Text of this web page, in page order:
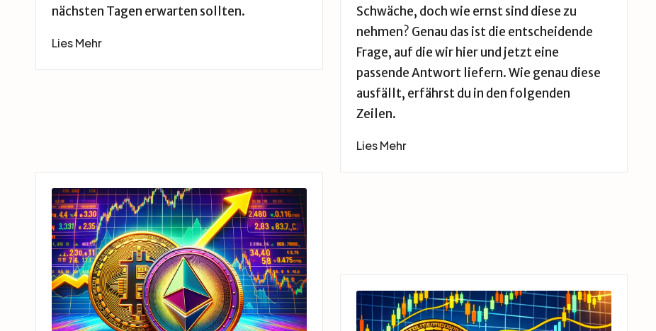
nächsten Tagen erwarten sollten.
Lies Mehr
Schwäche, doch wie ernst sind diese zu
nehmen? Genau das ist die entscheidende
Frage, auf die wir hier und jetzt eine
passende Antwort liefern. Wie genau diese
ausfällt, erfährst du in den folgenden
Zeilen.
Lies Mehr